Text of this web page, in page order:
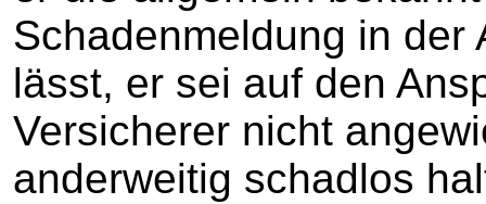
Schadenmeldung in der
lässt, er sei auf den
Versicherer nicht
anderweitig schadlos